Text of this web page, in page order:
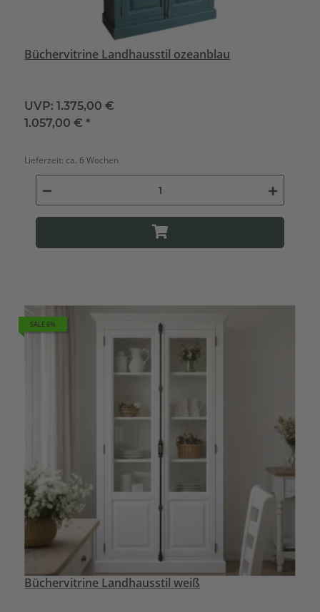
Büchervitrine Landhausstil ozeanblau
UVP: 1.375,00 €
1.057,00 €*
Lieferzeit: ca. 6 Wochen
SALE 6%
Büchervitrine Landhausstil weiß